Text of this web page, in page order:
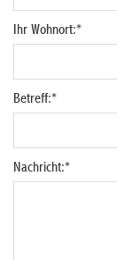
Ihr Wohnort:*
Betreff:*
Nachricht:*